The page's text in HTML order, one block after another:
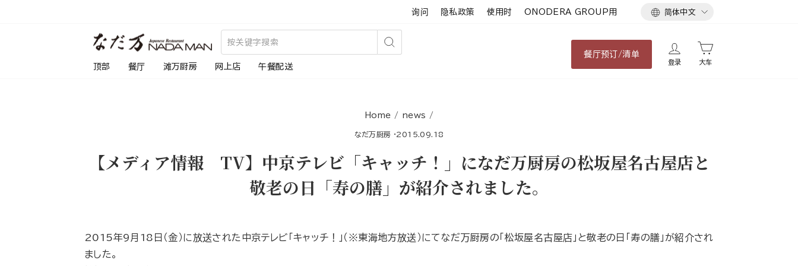
询问 隐私政策 使用时 ONODERA GROUP用
语
简体中文
搜
顶部 餐厅 滩万厨房 网上店 午餐配送
餐厅预订/清单
登录 大车
Home / news /
なだ万厨房 ·2015.09.18
【メディア情報 TV】中京テレビ「キャッチ！」になだ万厨房の松坂屋名古屋店と
敬老の日「寿の膳」が紹介されました。
2015年9月18日（金）に放送された中京テレビ「キャッチ！」（※東海地方放送）にてなだ万厨房の「松坂屋名古屋店」と敬老の日「寿の膳」が紹介され
ました。